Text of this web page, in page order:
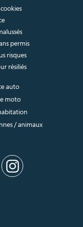
permis
risques
résiliés
auto
moto
/ animaux